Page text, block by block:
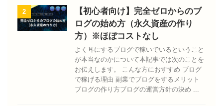
2
【初心者向け】完全ゼロからのブ
ログの始め方（永久資産の作り
方）※ほぼコストなし
よく耳にするブログで稼いでいるということ
が本当なのかについて本記事では次のことを
お伝えします。 こんな方におすすめ ブログ
で稼げる理由 副業でブログをするメリット
ブログの作り方ブログの運営方針の決め ...